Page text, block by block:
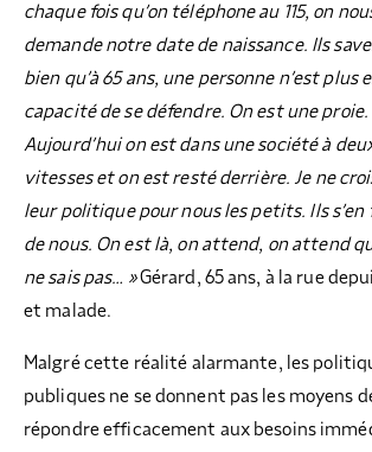
chaque fois qu’on téléphone au 115, on
demande notre date de naissance. Ils
bien qu’à 65 ans, une personne n’est plus
capacitéde se défendre. On est une proie.
Aujourd’hui on est dans une société à
vitesses et on est resté derrière. Je ne
leur politique pour nous les petits. Ils
de nous. On est là, on attend, on attend
ne sais pas… »Gérard, 65 ans, à la rue
et malade.
Malgré cette réalité alarmante, les
publiques ne se donnent pas les moyens
répondre efficacement aux besoins